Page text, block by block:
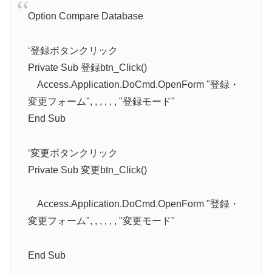
Option Compare Database
‘登録ボタンクリック
Private Sub 登録btn_Click()
Access.Application.DoCmd.OpenForm "登録・
変更フォーム", , , , , , "登録モード"
End Sub
‘変更ボタンクリック
Private Sub 変更btn_Click()
Access.Application.DoCmd.OpenForm "登録・
変更フォーム", , , , , , "変更モード"
End Sub